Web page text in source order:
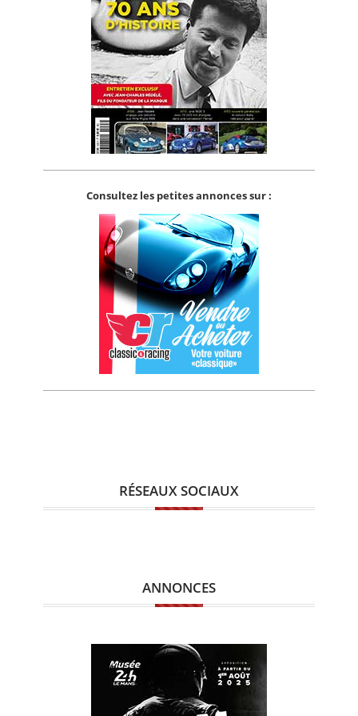
Consultez les petites annonces sur :
RÉSEAUX SOCIAUX
ANNONCES